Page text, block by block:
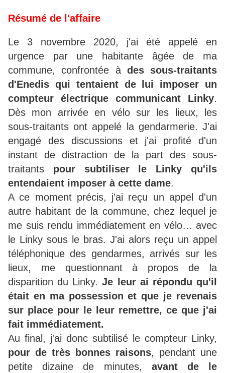
Résumé de l'affaire
Le 3 novembre 2020, j'ai été appelé en
urgence par une habitante âgée de ma
commune, confrontée à des sous-traitants
d'Enedis qui tentaient de lui imposer un
compteur électrique communicant Linky.
Dès mon arrivée en vélo sur les lieux, les
sous-traitants ont appelé la gendarmerie. J'ai
engagé des discussions et j'ai profité d'un
instant de distraction de la part des sous-
traitants pour subtiliser le Linky qu'ils
entendaient imposer à cette dame.
A ce moment précis, j'ai reçu un appel d'un
autre habitant de la commune, chez lequel je
me suis rendu immédiatement en vélo… avec
le Linky sous le bras. J'ai alors reçu un appel
téléphonique des gendarmes, arrivés sur les
lieux, me questionnant à propos de la
disparition du Linky.Je leur ai répondu qu'il
était en ma possession et que je revenais
sur place pour le leur remettre, ce que j'ai
fait immédiatement.
Au final, j'ai donc subtilisé le compteur Linky,
pour de très bonnes raisons, pendant une
petite dizaine de minutes, avant de le